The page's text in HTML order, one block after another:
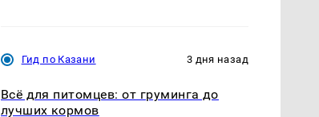
Гид по Казани 3 дня назад
Всё для питомцев: от груминга до
лучших кормов